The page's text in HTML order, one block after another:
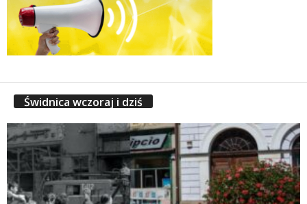
Świdnica wczoraj i dziś